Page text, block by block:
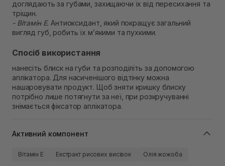
доглядають за губами, захищаючи їх від пересихання та
тріщин.
- Вітамін Е. Антиоксидант, який покращує загальний
вигляд губ, робить їх мʼякими та пухкими.
Спосіб використання
нанесіть блиск на губи та розподіліть за допомогою
аплікатора. Для насиченішого відтінку можна
нашаровувати продукт. Щоб зняти кришку блиску
потрібно лише потягнути за неї, при розкручуванні
знімається фіксатор аплікатора.
Активний компонент
Вітамін Е Екстракт рисових висівок Олія жожоба